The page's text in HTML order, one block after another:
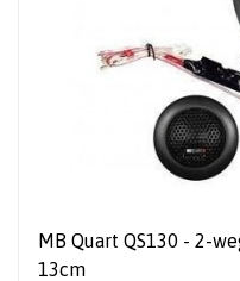
MB Quart QS130 - 2-
13cm